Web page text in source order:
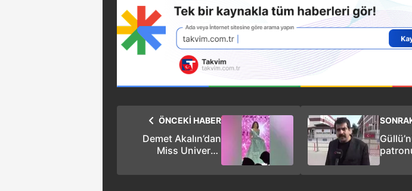
ÖNCEKİ HABER
Demet Akalın’dan
Miss Universe
Arslan’a övgü